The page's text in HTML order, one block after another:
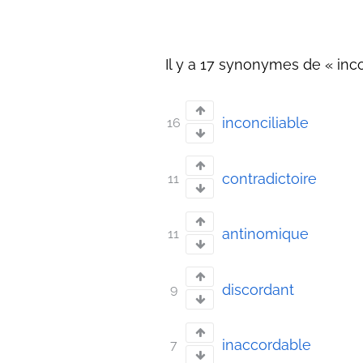
Il y a 17 synonymes de «
16 inconciliable
11 contradictoire
11 antinomique
9 discordant
7 inaccordable